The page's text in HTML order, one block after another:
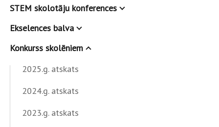
STEM skolotāju konferences
Ekselences balva
Konkurss skolēniem
2025.g. atskats
2024.g. atskats
2023.g. atskats